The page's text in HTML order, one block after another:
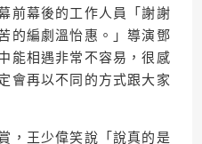
前幕後的工作人員「謝謝
的編劇溫怡惠。」導演鄧
能相遇非常不容易，很感
會再以不同的方式跟大家
，王少偉笑說「說真的是